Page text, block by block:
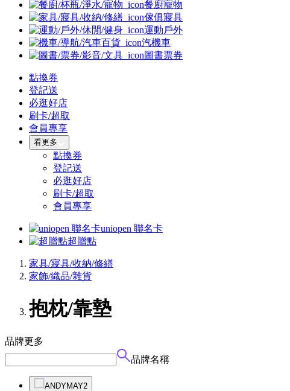
餐廚寵物
傢俱寢具
運動戶外
汽機車
圖書票券
點換券
登記送
必逛好店
刷卡/超取
會員專享
看更多
點換券
登記送
必逛好店
刷卡/超取
會員專享
uniopen 聯名卡
超贈點
家具/寢具/收納/修繕
家飾/織品/雜貨
抱枕/靠墊
品牌更多
品牌名稱
ANDYMAY2